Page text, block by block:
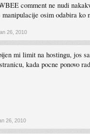
comment ne nudi
manipulacije osim odabira
26, 2010
mi limit na hostingu, jos
kada pocne ponovo
26, 2010